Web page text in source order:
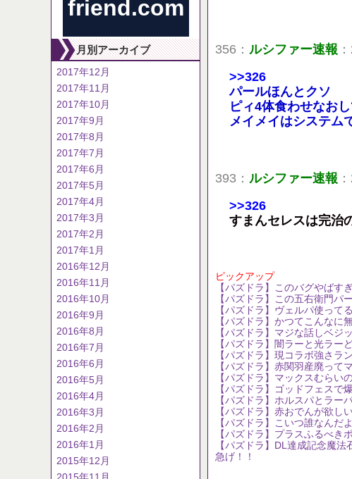
月別アーカイブ
2017年12月
2017年11月
2017年10月
2017年9月
2017年8月
2017年7月
2017年6月
2017年5月
2017年4月
2017年3月
2017年2月
2017年1月
2016年12月
2016年11月
2016年10月
2016年9月
2016年8月
2016年7月
2016年6月
2016年5月
2016年4月
2016年3月
2016年2月
2016年1月
2015年12月
356： ルシファー速報
>>326
パールほんとクソ
ピィ4体食わせなお
メイメイはシステム
393： ルシファー速報
>>326
すまんセレスは完治
ピックアップ
【パズドラ】このバグやばす
【パズドラ】この五右衛門パ
【パズドラ】ヴェルパ使って
【パズドラ】かつてこんなに
【パズドラ】マジな話しベジ
【パズドラ】闇ラーと光ラー
【パズドラ】現コラボ強さラ
【パズドラ】赤関羽産廃って
【パズドラ】マックスむらい
【パズドラ】ゴッドフェスで
【パズドラ】ホルスパとラー
【パズドラ】赤おでんが欲し
【パズドラ】こいつ誰なんだ
【パズドラ】プラスふるべき
【パズドラ】DL達成記念魔
急げ！！